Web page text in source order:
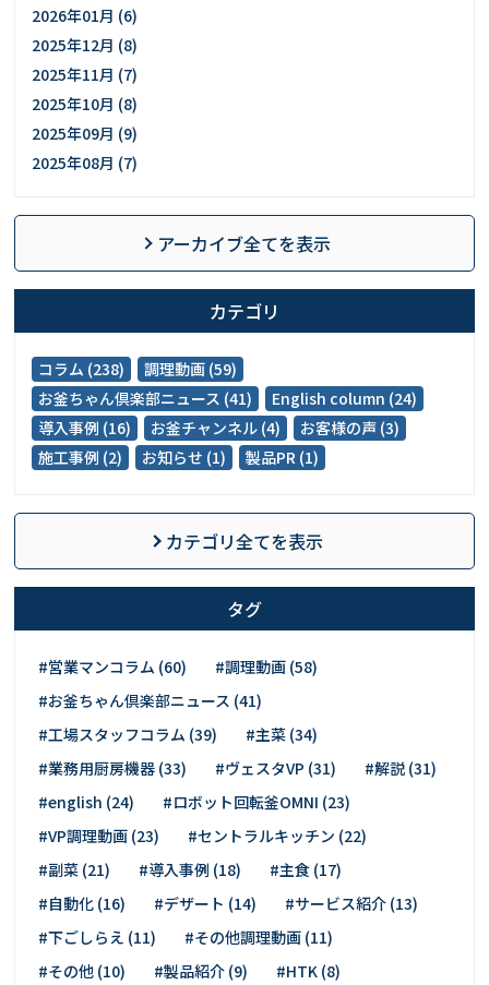
2026年01月 (6)
2025年12月 (8)
2025年11月 (7)
2025年10月 (8)
2025年09月 (9)
2025年08月 (7)
アーカイブ全てを表示
カテゴリ
コラム (238)
調理動画 (59)
お釜ちゃん倶楽部ニュース (41)
English column (24)
導入事例 (16)
お釜チャンネル (4)
お客様の声 (3)
施工事例 (2)
お知らせ (1) 製品PR (1)
カテゴリ全てを表示
タグ
#営業マンコラム (60)
#調理動画 (58)
#お釜ちゃん倶楽部ニュース (41)
#工場スタッフコラム (39)
#主菜 (34)
#業務用厨房機器 (33)
#ヴェスタVP (31)
#解説 (31)
#english (24)
#ロボット回転釜OMNI (23)
#VP調理動画 (23)
#セントラルキッチン (22)
#副菜 (21)
#導入事例 (18)
#主食 (17)
#自動化 (16)
#デザート (14)
#サービス紹介 (13)
#下ごしらえ (11)
#その他調理動画 (11)
#その他 (10)
#製品紹介 (9)
#HTK (8)